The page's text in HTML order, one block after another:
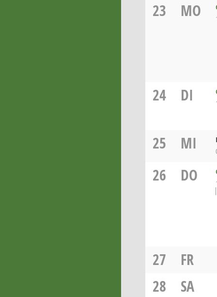
23
MO
24 DI
25 MI
26 DO
27
FR
28
SA